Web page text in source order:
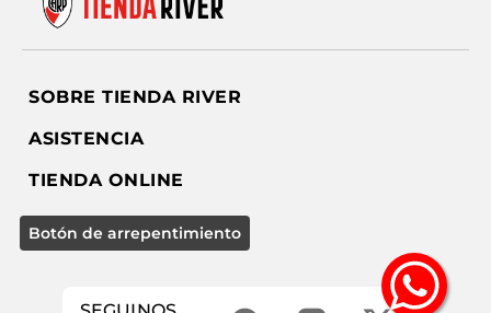
SOBRE TIENDA RIVER
ASISTENCIA
TIENDA ONLINE